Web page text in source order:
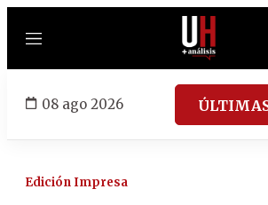
Menú
08 ago 2026
Edición Impresa